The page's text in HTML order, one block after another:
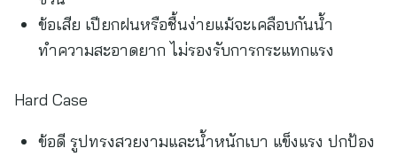
ข้อเสีย เปียกฝนหรือชื้นง่ายแม้จะเคลือบกันน้ำ
ทำความสะอาดยาก ไม่รองรับการกระแทกแรง
Hard Case
ข้อดี รูปทรงสวยงามและน้ำหนักเบา แข็งแรง ปกป้อง